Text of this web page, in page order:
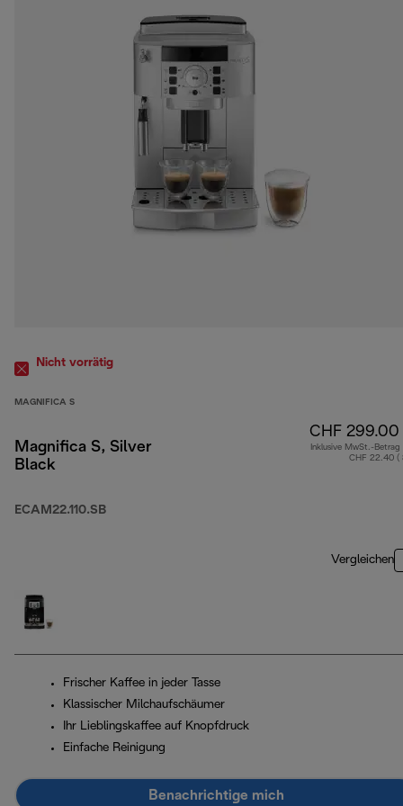
Nicht vorrätig
MAGNIFICA S
Magnifica S, Silver
Black
ECAM22.110.SB
CHF 299.00
Inklusive MwSt.-Betrag
CHF 22.40 (
Vergleichen
Frischer Kaffee in jeder Tasse
Klassischer Milchaufschäumer
Ihr Lieblingskaffee auf Knopfdruck
Einfache Reinigung
Benachrichtige mich